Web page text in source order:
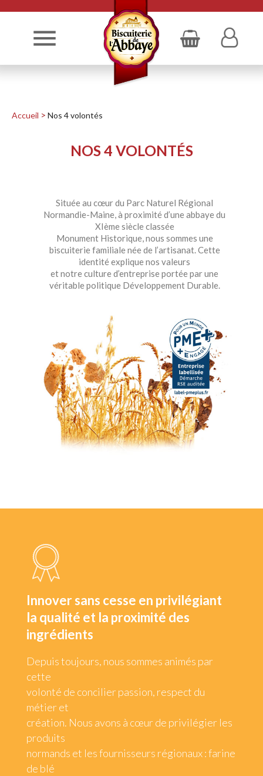

Accueil Nos 4 volontés
NOS 4 VOLONTÉS
Située au cœur du Parc Naturel Régional
Normandie-Maine, à proximité d’une abbaye du
XIème siècle classée
Monument Historique, nous sommes une
biscuiterie familiale née de l’artisanat. Cette
identité explique nos valeurs
et notre culture d’entreprise portée par une
véritable politique Développement Durable.
Innover sans cesse en privilégiant
la qualité et la proximité des
ingrédients
Depuis toujours, nous sommes animés par
cette
volonté de concilier passion, respect du
métier et
création. Nous avons à cœur de privilégier les
produits
normands et les fournisseurs régionaux : farine
de blé